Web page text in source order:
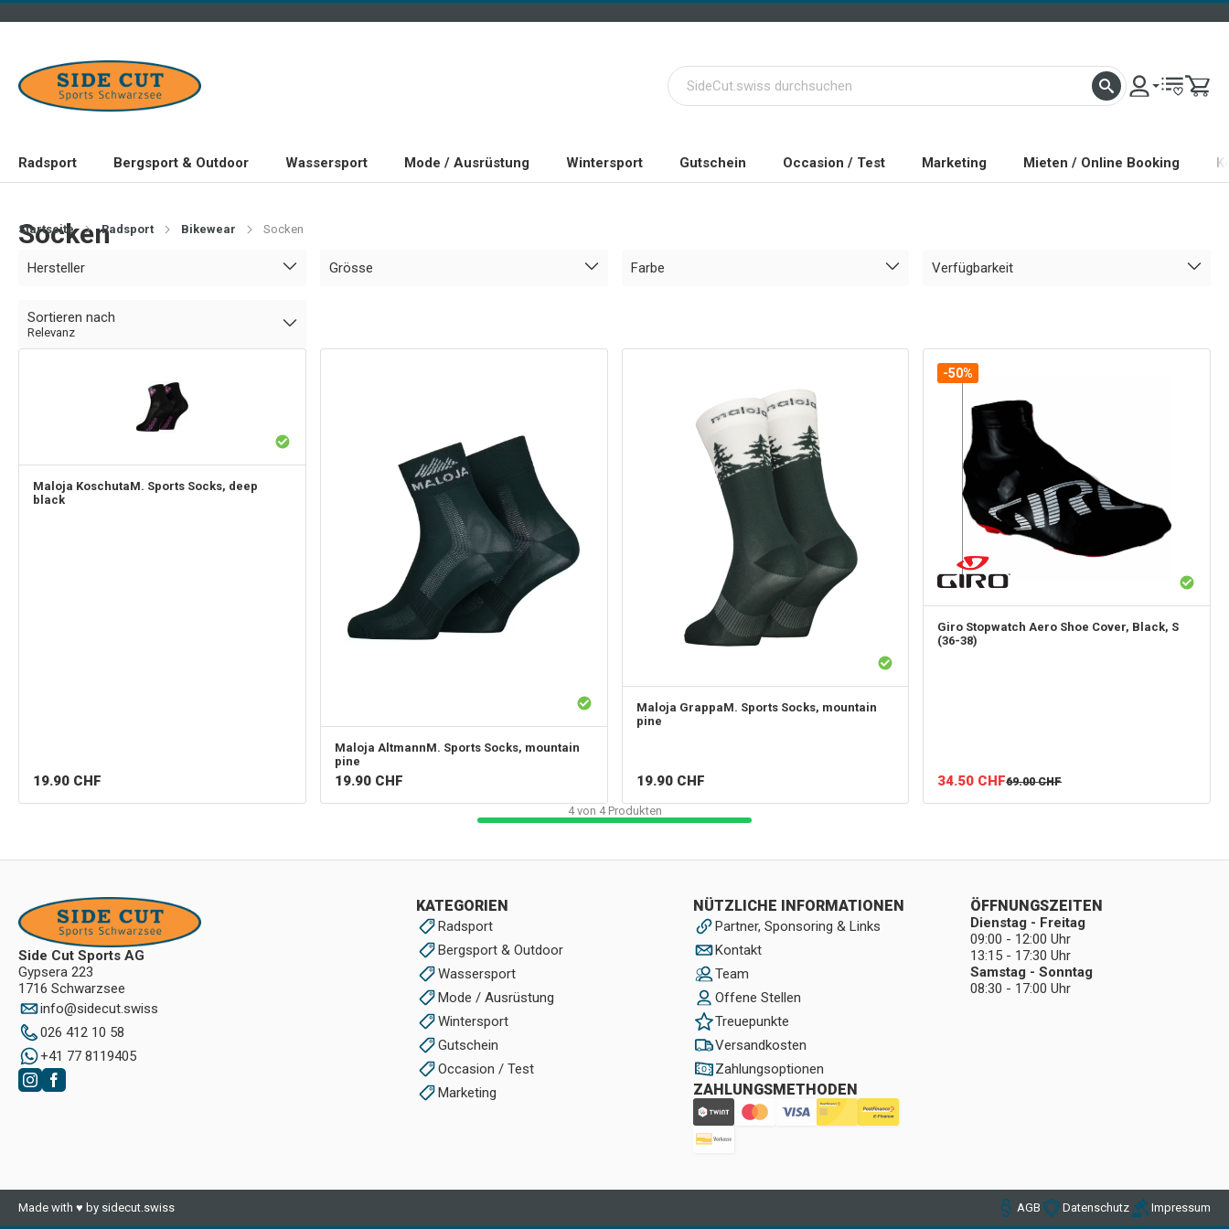
Radsport Bergsport & Outdoor Wassersport Mode / Ausrüstung Wintersport Gutschein Occasion / Test Marketing Mieten / Online Booking
Startseite Radsport Bikewear Socken
Socken
Hersteller Grösse Farbe Verfügbarkeit
Sortieren nach
Relevanz
Maloja KoschutaM. Sports Socks, deep
black
19.90 CHF
Maloja AltmannM. Sports Socks, mountain
pine
19.90 CHF
Maloja GrappaM. Sports Socks, mountain
pine
19.90 CHF
-50%
Giro Stopwatch Aero Shoe Cover, Black, S
(36-38)
34.50 CHF69.00 CHF
4von 4Produkten
Side Cut Sports AG
Gypsera 223
1716 Schwarzsee
info@sidecut.swiss
026 412 10 58
+41 77 8119405
KATEGORIEN
Radsport
Bergsport & Outdoor
Wassersport
Mode / Ausrüstung
Wintersport
Gutschein
Occasion / Test
Marketing
NÜTZLICHE INFORMATIONEN
Partner, Sponsoring & Links
Kontakt
Team
Offene Stellen
Treuepunkte
Versandkosten
Zahlungsoptionen
ZAHLUNGSMETHODEN
ÖFFNUNGSZEITEN
Dienstag - Freitag
09:00 - 12:00 Uhr
13:15 - 17:30 Uhr
Samstag - Sonntag
08:30 - 17:00 Uhr
Made with ♥ by sidecut.swiss AGB Datenschutz Impressum